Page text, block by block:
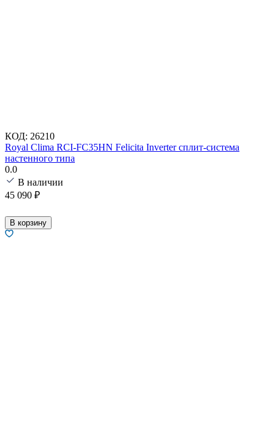
КОД: 26210
Royal Clima RCI-FC35HN Felicita Inverter сплит-система
настенного типа
0.0
В наличии
45 090 ₽
В корзину